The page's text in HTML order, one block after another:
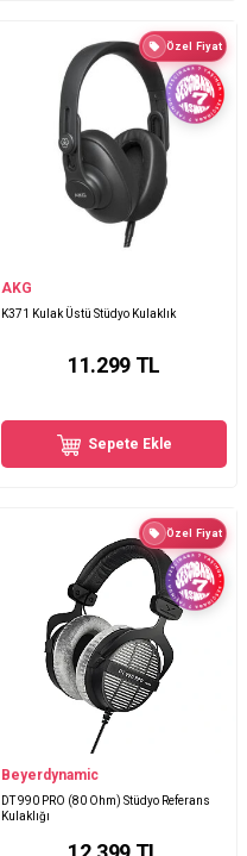
Özel Fiyat
AKG
K371 Kulak Üstü Stüdyo Kulaklık
11.299TL
Sepete Ekle
Özel Fiyat
Beyerdynamic
DT 990 PRO (80 Ohm) Stüdyo Referans
Kulaklığı